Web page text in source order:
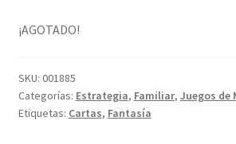
¡AGOTADO!
SKU: 001885
Categorías: Estrategia, Familiar, Juegos de
Etiquetas: Cartas, Fantasía